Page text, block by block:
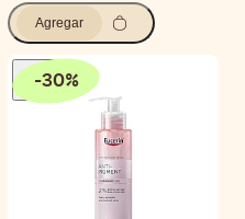
Agregar
-30%